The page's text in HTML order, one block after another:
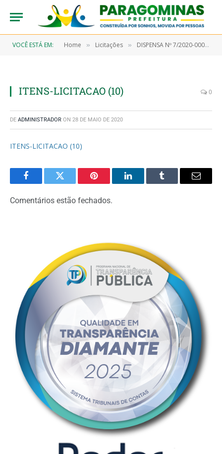
VOCÊ ESTÁ EM: Home » Licitações » DISPENSA Nº 7/2020-00035 (Aquisição de material farmacológico)
ITENS-LICITACAO (10) 0
DE ADMINISTRADOR ON 28 DE MAIO DE 2020
ITENS-LICITACAO (10)
FacebookTwitter Pinterest LinkedInTumblr Email
Comentários estão fechados.